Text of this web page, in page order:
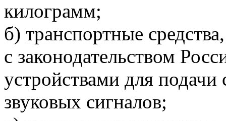
килограмм;
б) транспортные
с законодательством
устройствами для
звуковых сигналов;